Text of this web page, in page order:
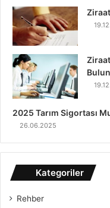
2025 Tarım Sigortası
26.06.2025
Kategoriler
Rehber